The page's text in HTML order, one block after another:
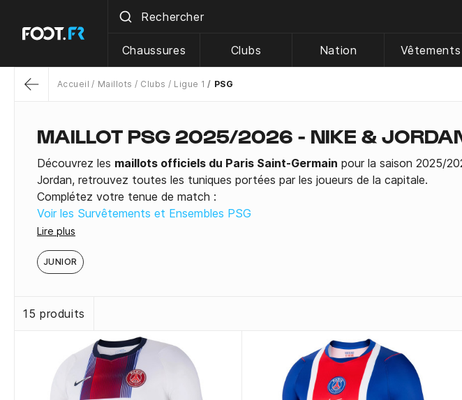
Chaussures Clubs Nation Vêtements
Accueil Maillots Clubs Ligue 1 PSG
MAILLOT PSG 2025/2026 - NIKE &
Découvrez les maillots officiels du Paris Saint-Germain pour la saison 2025/
Jordan, retrouvez toutes les tuniques portées par les joueurs de la capitale.
Complétez votre tenue de match :
Voir les Survêtements et Ensembles PSG
Voir les Pantalons d'entraînement
Lire plus
JUNIOR
15 produits